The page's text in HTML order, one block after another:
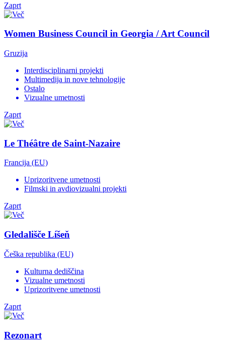
Zaprt
Women Business Council in Georgia / Art Council
Gruzija
Interdisciplinarni projekti
Multimedija in nove tehnologije
Ostalo
Vizualne umetnosti
Zaprt
Le Théâtre de Saint-Nazaire
Francija (EU)
Uprizoritvene umetnosti
Filmski in avdiovizualni projekti
Zaprt
Gledališče Líšeň
Češka republika (EU)
Kulturna dediščina
Vizualne umetnosti
Uprizoritvene umetnosti
Zaprt
Rezonart